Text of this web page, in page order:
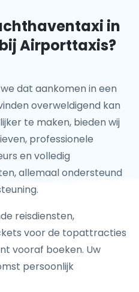
in
Airporttaxis?
dat aankomen in een
overweldigend kan
te maken, bieden wij
professionele
en volledig
allemaal ondersteund
reisdiensten,
voor de topattracties
vooraf boeken. Uw
persoonlijk